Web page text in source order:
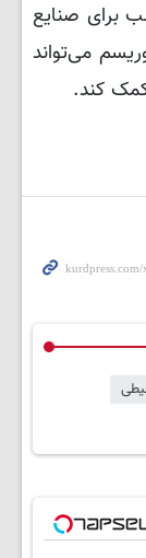
برای صنایع
می‌تواند
کند.